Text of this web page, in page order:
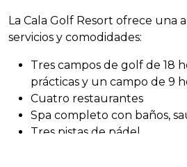
La Cala Golf Resort ofrece una
servicios y comodidades:
Tres campos de golf de 18
prácticas y un campo de 9
Cuatro restaurantes
Spa completo con baños,
Tres pistas de pádel